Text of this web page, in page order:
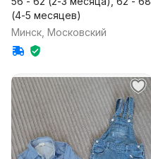
(4-5 месяцев)
Минск, Московский